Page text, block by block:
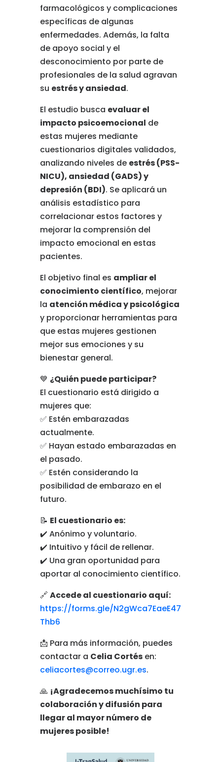
farmacológicos y complicaciones
específicas de algunas
enfermedades. Además, la falta
de apoyo social y el
desconocimiento por parte de
profesionales de la salud agravan
su estrés y ansiedad.
El estudio busca evaluar el
impacto psicoemocional de
estas mujeres mediante
cuestionarios digitales validados,
analizando niveles de estrés (PSS-
NICU), ansiedad (GADS) y
depresión (BDI). Se aplicará un
análisis estadístico para
correlacionar estos factores y
mejorar la comprensión del
impacto emocional en estas
pacientes.
El objetivo final es ampliar el
conocimiento científico, mejorar
la atención médica y psicológica
y proporcionar herramientas para
que estas mujeres gestionen
mejor sus emociones y su
bienestar general.
💙 ¿Quién puede participar?
El cuestionario está dirigido a
mujeres que:
✅ Estén embarazadas
actualmente.
✅ Hayan estado embarazadas en
el pasado.
✅ Estén considerando la
posibilidad de embarazo en el
futuro.
📝 El cuestionario es:
✔️ Anónimo y voluntario.
✔️ Intuitivo y fácil de rellenar.
✔️ Una gran oportunidad para
aportar al conocimiento científico.
🔗 Accede al cuestionario aquí:
https://forms.gle/N2gWca7EaeE47
Thb6
📩 Para más información, puedes
contactar a Celia Cortésen:
celiacortes@correo.ugr.es.
🙏 ¡Agradecemos muchísimo tu
colaboración y difusión para
llegar al mayor número de
mujeres posible!